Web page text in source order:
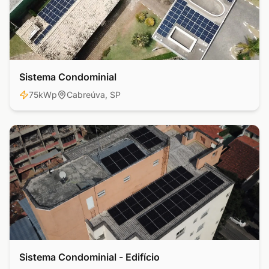
Residencial
Sistema Condominial
75kWp Cabreúva, SP
Comercial
Sistema Condominial - Edifício